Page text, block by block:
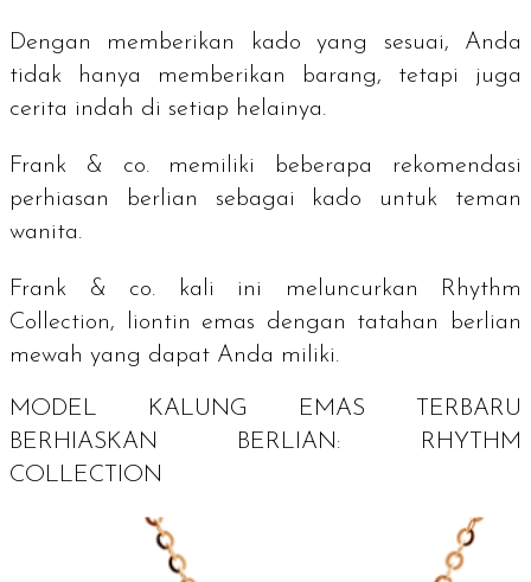
Dengan memberikan kado yang sesuai, Anda
tidak hanya memberikan barang, tetapi juga
cerita indah di setiap helainya.
Frank & co. memiliki beberapa rekomendasi
perhiasan berlian sebagai kado untuk teman
wanita.
Frank & co. kali ini meluncurkan Rhythm
Collection, liontin emas dengan tatahan berlian
mewah yang dapat Anda miliki.
MODEL KALUNG EMAS TERBARU
BERHIASKAN BERLIAN: RHYTHM
COLLECTION